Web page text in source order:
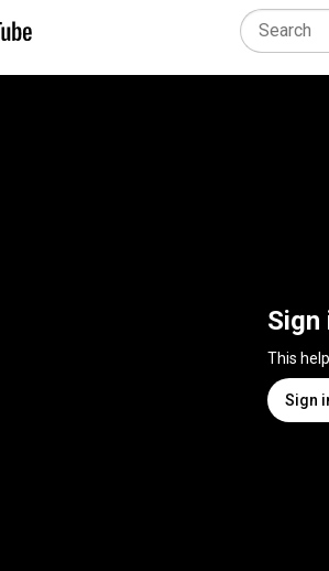
Sign
This
Sign